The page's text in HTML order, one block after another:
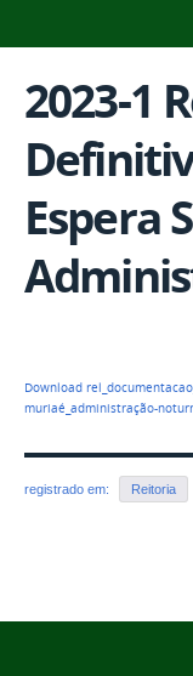
2023-1
Espera
Download
muriaé_administração-
registrado em: Reitoria